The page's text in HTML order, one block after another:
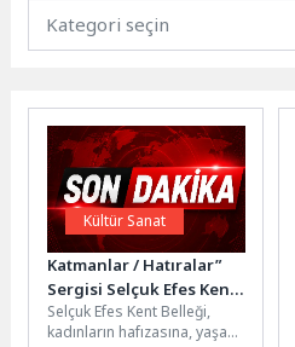
Kültür Sanat
Katmanlar / Hatıralar”
Sergisi Selçuk Efes Kent
Belleği’nde açıldı
Selçuk Efes Kent Belleği,
kadınların hafızasına, yaşam